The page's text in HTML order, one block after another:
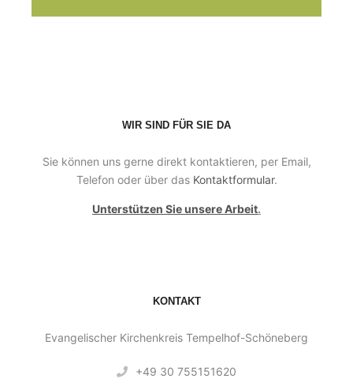
WIR SIND FÜR SIE DA
Sie können uns gerne direkt kontaktieren, per Email,
Telefon oder über das Kontaktformular.
Unterstützen Sie unsere Arbeit.
KONTAKT
Evangelischer Kirchenkreis Tempelhof-Schöneberg
+49 30 755151620